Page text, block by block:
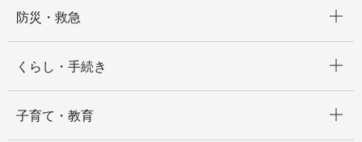
防災・救急
くらし・手続き
子育て・教育